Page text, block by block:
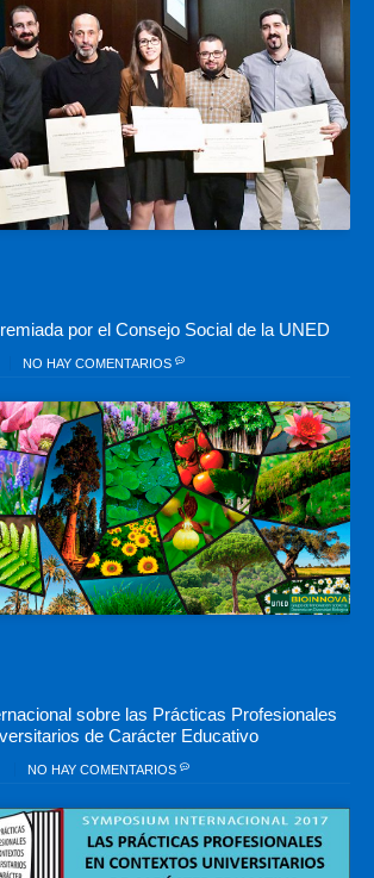
por el Consejo Social de la UNED
NO HAY COMENTARIOS
sobre las Prácticas Profesionales
de Carácter Educativo
NO HAY COMENTARIOS